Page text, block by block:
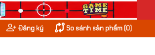
Đăng ký So sánh sản phẩm (0)